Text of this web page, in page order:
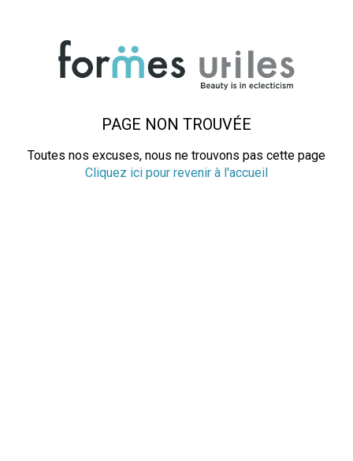
PAGE NON TROUVÉE
Toutes nos excuses, nous ne trouvons pas cette page
Cliquez ici pour revenir à l'accueil